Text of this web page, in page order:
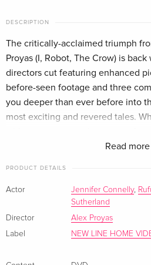
Standard edition
Director's Cut
French
Deluxe Edition
DESCRIPTION
Read more
The critically-acclaimed triumph
Proyas (I, Robot, The Crow) is
directors cut featuring enhanced
before-seen footage and three
you deeper than ever before into
most exciting and revered tales.
himself hunted by the police, a
PRODUCT DETAILS
Actor Jennifer Connelly,
Sutherland
Director
Alex Proyas
Label
NEW LINE HOME